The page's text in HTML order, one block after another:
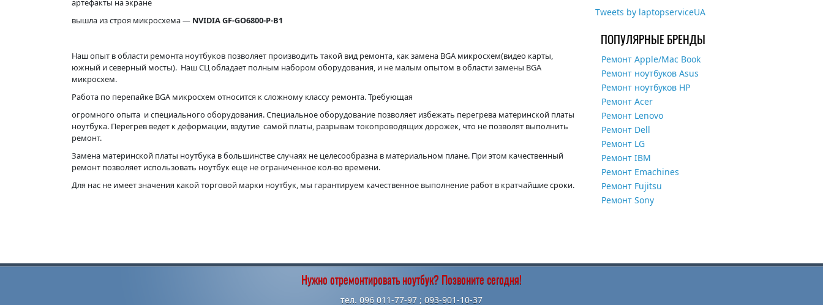
артефакты на экране
вышла из строя микросхема — NVIDIA GF-GO6800-P-B1
Наш опыт в области ремонта ноутбуков позволяет производить такой вид ремонта, как замена BGA микросхем(видео карты,
южный и северный мосты). Наш СЦ обладает полным набором оборудования, и не малым опытом в области замены BGA
микросхем.
Работа по перепайке BGA микросхем относится к сложному классу ремонта. Требующая
огромного опыта и специального оборудования. Специальное оборудование позволяет избежать перегрева материнской платы
ноутбука. Перегрев ведет к деформации, вздутие самой платы, разрывам токопроводящих дорожек, что не позволят выполнить
ремонт.
Замена материнской платы ноутбука в большинстве случаях не целесообразна в материальном плане. При этом качественный
ремонт позволяет использовать ноутбук еще не ограниченное кол-во времени.
Для нас не имеет значения какой торговой марки ноутбук, мы гарантируем качественное выполнение работ в кратчайшие сроки.
Tweets by laptopserviceUA
ПОПУЛЯРНЫЕ БРЕНДЫ
Ремонт Apple/Mac Book
Ремонт ноутбуков Asus
Ремонт ноутбуков HP
Ремонт Acer
Ремонт Lenovo
Ремонт Dell
Ремонт LG
Ремонт IBM
Ремонт Emachines
Ремонт Fujitsu
Ремонт Sony
Нужно отремонтировать ноутбук? Позвоните сегодня!
тел. 096 011-77-97 ; 093-901-10-37